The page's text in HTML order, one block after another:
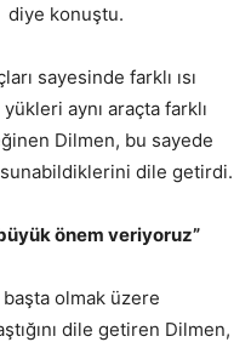
diye konuştu.
sayesinde farklı ısı
aynı araçta farklı
Dilmen, bu sayede
dile getirdi.
önem veriyoruz”
başta olmak üzere
dile getiren Dilmen,